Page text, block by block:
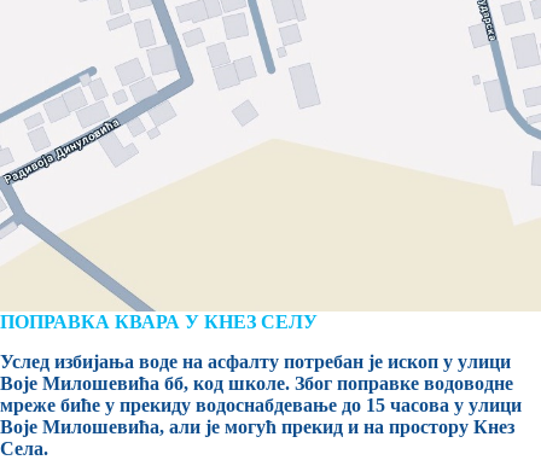
ПОПРАВКА КВАРА У КНЕЗ СЕЛУ
Услед избијања воде на асфалту потребан је ископ у улици
Воје Милошевића бб, код школе. Због поправке водоводне
мреже биће у прекиду водоснабдевање до 15 часова у улици
Воје Милошевића, али је могућ прекид и на простору Кнез
Села.